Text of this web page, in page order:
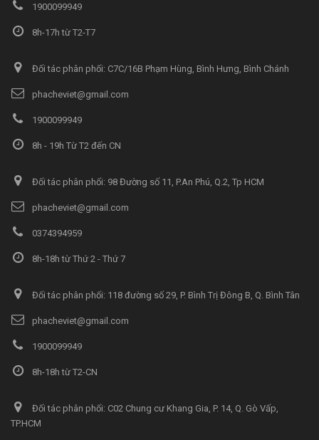
1900099949
8h-17h từ T2-T7
Đối tác phân phối: C7C/16B Phạm Hùng, Bình Hưng, Bình Chánh
phacheviet@gmail.com
1900099949
8h - 19h Từ T2 đến CN
Đối tác phân phối: 98 Đường số 11, P.An Phú, Q.2, Tp HCM
phacheviet@gmail.com
0374394959
8h-18h từ Thứ 2 - Thứ 7
Đối tác phân phối: 118 đường số 29, P. Bình Trị Đông B, Q. Bình Tân
phacheviet@gmail.com
1900099949
8h-18h từ T2-CN
Đối tác phân phối: C02 Chung cư Khang Gia, P. 14, Q. Gò Vấp,
TP.HCM